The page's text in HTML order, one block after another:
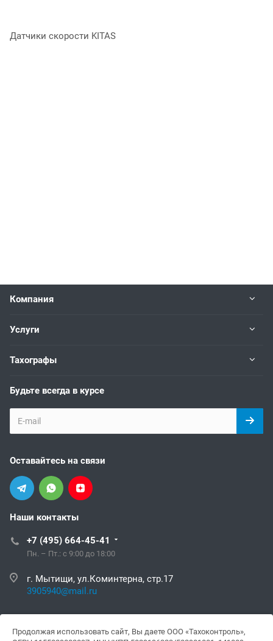
Датчики скорости KITAS
Компания
Услуги
Тахографы
Будьте всегда в курсе
Оставайтесь на связи
Наши контакты
+7 (495) 664-45-41
Пн. – Пт.: с 9:00 до 18:00
г. Мытищи, ул.Коминтерна, стр.17
3905940@mail.ru
3905940@mail.ru
Продолжая использовать сайт, Вы даете ООО «Тахоконтроль»,